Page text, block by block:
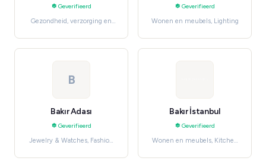
Geverifieerd
Gezondheid, verzorging en
Geverifieerd
Wonen en meubels, Lighting
B
Bakır Adası
Geverifieerd
Jewelry & Watches, Fashion
Bakır İstanbul
Geverifieerd
Wonen en meubels, Kitchen